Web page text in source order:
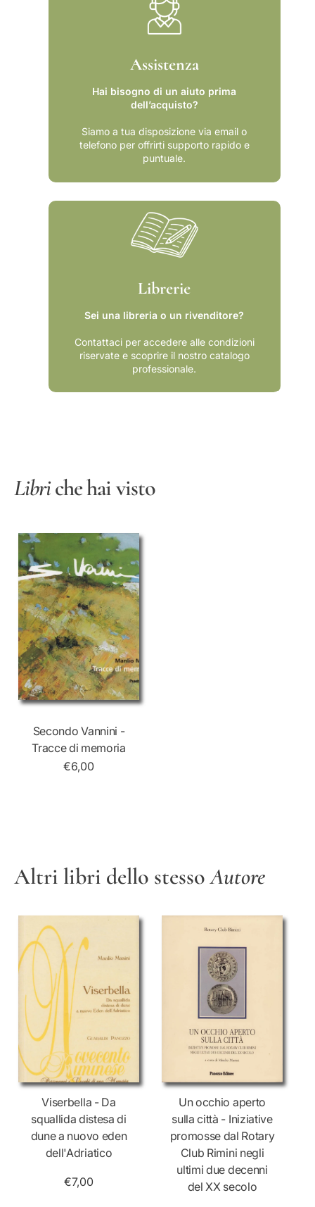
Assistenza
Hai bisogno di un aiuto prima
dell’acquisto?
Siamo a tua disposizione via email o
telefono per offrirti supporto rapido e
puntuale.
Librerie
Sei una libreria o un rivenditore?
Contattaci per accedere alle condizioni
riservate e scoprire il nostro catalogo
professionale.
Libriche hai visto
Secondo Vannini -
Tracce di memoria
€6,00
Altri libri dello stessoAutore
Viserbella - Da
squallida distesa di
dune a nuovo eden
dell'Adriatico
€7,00
Un occhio aperto
sulla città - Iniziative
promosse dal Rotary
Club Rimini negli
ultimi due decenni
del XX secolo